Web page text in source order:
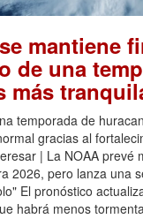
mantiene
de una
más
temporada de
gracias al
| La NOAA prevé
2026, pero lanza una
El pronóstico
habrá menos